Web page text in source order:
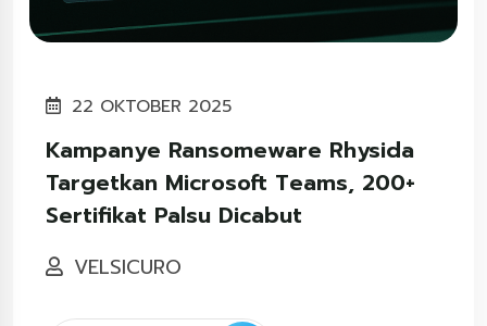
22 OKTOBER 2025
Kampanye Ransomeware Rhysida
Targetkan Microsoft Teams, 200+
Sertifikat Palsu Dicabut
VELSICURO